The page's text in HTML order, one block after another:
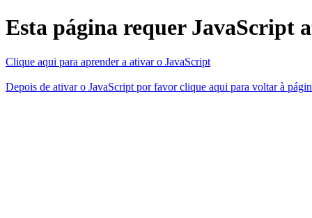
Esta página requer JavaScript
Clique aqui para aprender a ativar o JavaScript
Depois de ativar o JavaScript por favor clique aqui para voltar à